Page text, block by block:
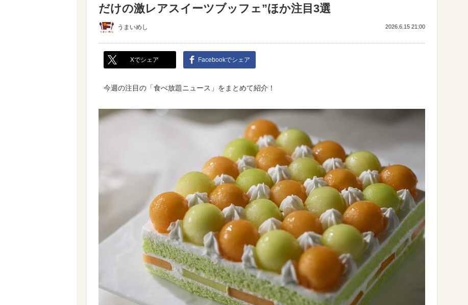
だけの激レアスイーツブッフェ”ほか注目3選
うまいめし 2026.6.15 21:00
Xでシェア Facebookでシェア
今週の注目の「食べ放題ニュース」をまとめて紹介！